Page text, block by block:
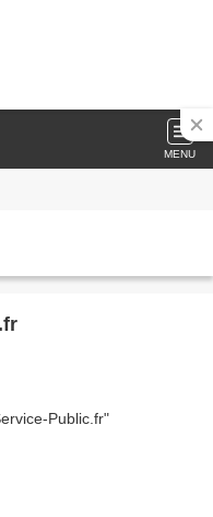
MENU